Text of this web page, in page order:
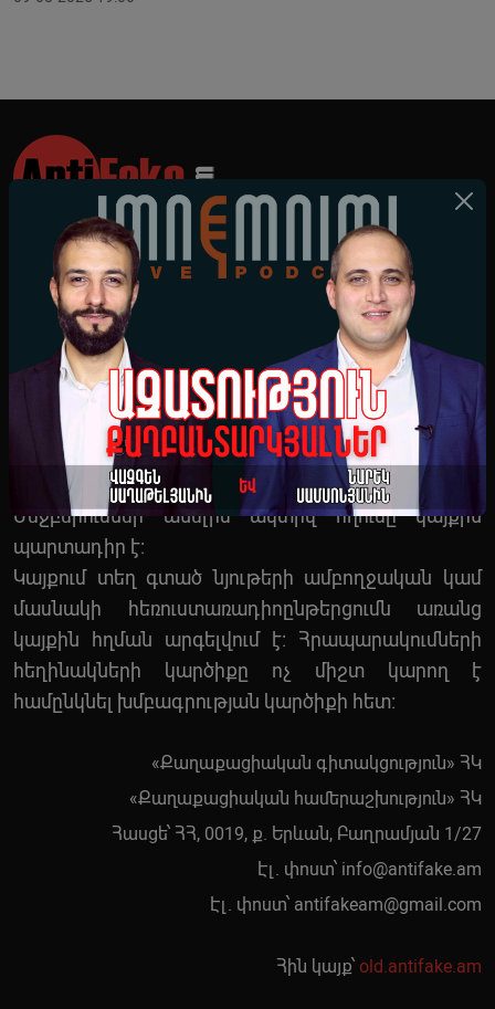
Բոլոր նորությունները
Բոլոր տեսանյութերը
Մեր մասին
Հարցում
Մեջբերումներ անելիս ակտիվ հղումը կայքին
պարտադիր է:
Կայքում տեղ գտած նյութերի ամբողջական կամ
մասնակի հեռուստառադիոընթերցումն առանց
կայքին հղման արգելվում է: Հրապարակումների
հեղինակների կարծիքը ոչ միշտ կարող է
համընկնել խմբագրության կարծիքի հետ:
«Քաղաքացիական գիտակցություն» ՀԿ
«Քաղաքացիական համերաշխություն» ՀԿ
Հասցե՝ ՀՀ, 0019, ք. Երևան, Բաղրամյան 1/27
Էլ. փոստ՝ info@antifake.am
Էլ. փոստ՝ antifakeam@gmail.com
Հին կայք՝ old.antifake.am